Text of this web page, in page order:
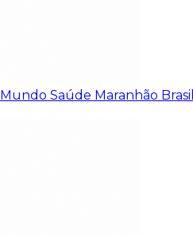
Mundo Saúde Maranhão Brasil